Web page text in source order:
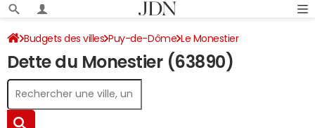
Budgets des villes Puy-de-Dôme Le Monestier
Dette au 31/12/2024
Dette du Monestier (63890)